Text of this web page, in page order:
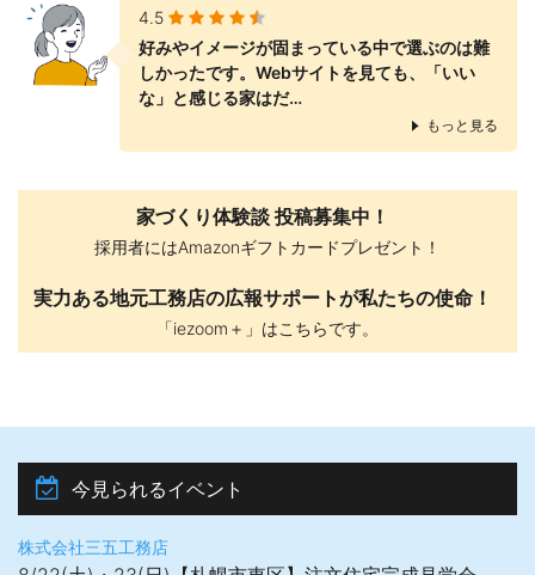
4.5
好みやイメージが固まっている中で選ぶのは難
しかったです。Webサイトを見ても、「いい
な」と感じる家はだ…
もっと見る
家づくり体験談 投稿募集中！
採用者にはAmazonギフトカードプレゼント！
実力ある地元工務店の広報サポートが私たちの使命！
「iezoom＋」はこちらです。
今見られるイベント
株式会社三五工務店